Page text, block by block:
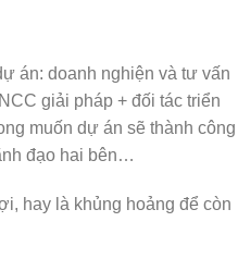
án: doanh nghiện và tư vấn
giải pháp + đối tác triển
muốn dự án sẽ thành công
đạo hai bên…
hay là khủng hoảng để còn